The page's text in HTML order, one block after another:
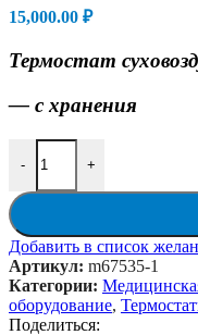
15,000.00 ₽
Термостат
— с хранения
-
Количество товара
+
Добавить в список
Артикул: m67535-1
Категории:
оборудование,
Поделиться: